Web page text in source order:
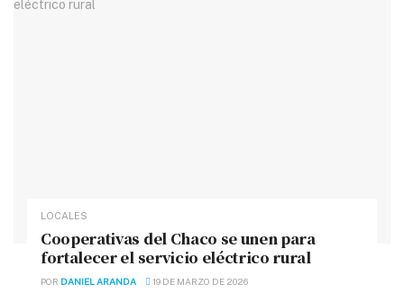
LOCALES
Cooperativas del Chaco se unen para
fortalecer el servicio eléctrico rural
POR DANIEL ARANDA 19 DE MARZO DE 2026